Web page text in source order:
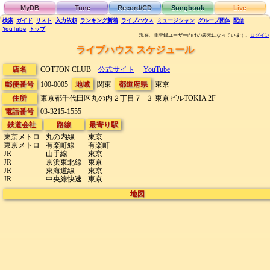
MyDB Tune Record/CD Songbook Live
検索 ガイド リスト 入力依頼 ランキング新着 ライブハウス ミュージシャン グループ団体 配信
YouTube
トップ
現在、非登録ユーザー向けの表示になっています。 ログイン
ライブハウス スケジュール
店名 COTTON CLUB 公式サイト
YouTube
郵便番号
100-0005 地域 関東 都道府県
東京
住所
東京都千代田区丸の内２丁目７−３ 東京ビルTOKIA 2F
電話番号
03-3215-1555
鉄道会社
東京メトロ
東京メトロ
JR
JR
JR
JR
路線
丸の内線
有楽町線
山手線
京浜東北線
東海道線
中央線快速
最寄り駅
東京
有楽町
東京
東京
東京
東京
地図